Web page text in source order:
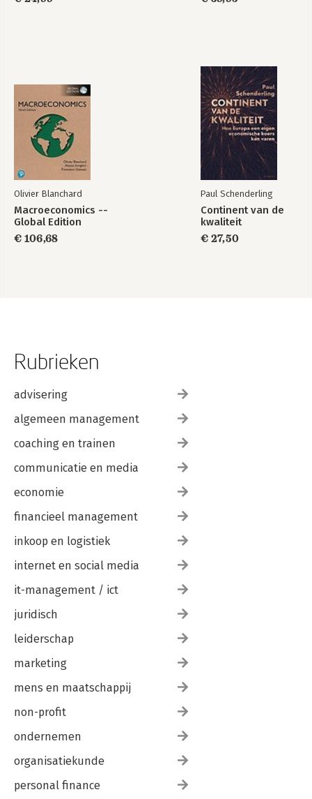
Olivier Blanchard
Macroeconomics --
Global Edition
€ 106,68
Paul Schenderling
Continent van de
kwaliteit
€ 27,50
Rubrieken
advisering
algemeen management
coaching en trainen
communicatie en media
economie
financieel management
inkoop en logistiek
internet en social media
it-management / ict
juridisch
leiderschap
marketing
mens en maatschappij
non-profit
ondernemen
organisatiekunde
personal finance